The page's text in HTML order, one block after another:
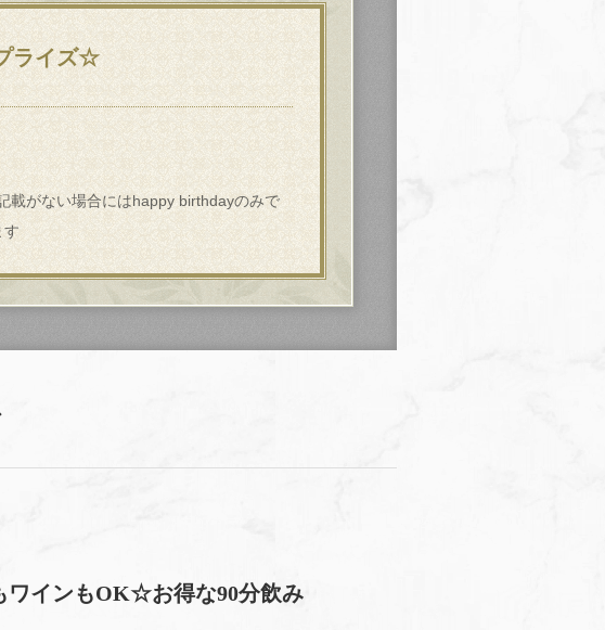
ライズ☆
がない場合にはhappy birthdayのみで
す
ワインもOK☆お得な90分飲み